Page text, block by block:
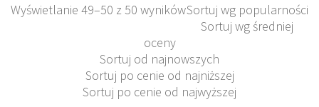
Wyświetlanie 49–50 z 50 wynikówSortuj wg popularności
Sortuj wg średniej
oceny
Sortuj od najnowszych
Sortuj po cenie od najniższej
Sortuj po cenie od najwyższej